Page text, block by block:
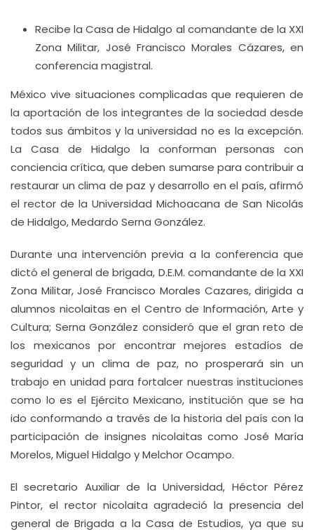
Recibe la Casa de Hidalgo al comandante de la XXI
Zona Militar, José Francisco Morales Cázares, en
conferencia magistral.
México vive situaciones complicadas que requieren de
la aportación de los integrantes de la sociedad desde
todos sus ámbitos y la universidad no es la excepción.
La Casa de Hidalgo la conforman personas con
conciencia crítica, que deben sumarse para contribuir a
restaurar un clima de paz y desarrollo en el país, afirmó
el rector de la Universidad Michoacana de San Nicolás
de Hidalgo, Medardo Serna González.
Durante una intervención previa a la conferencia que
dictó el general de brigada, D.E.M. comandante de la XXI
Zona Militar, José Francisco Morales Cazares, dirigida a
alumnos nicolaitas en el Centro de Información, Arte y
Cultura; Serna González consideró que el gran reto de
los mexicanos por encontrar mejores estadíos de
seguridad y un clima de paz, no prosperará sin un
trabajo en unidad para fortalcer nuestras instituciones
como lo es el Ejército Mexicano, institución que se ha
ido conformando a través de la historia del país con la
participación de insignes nicolaitas como José María
Morelos, Miguel Hidalgo y Melchor Ocampo.
El secretario Auxiliar de la Universidad, Héctor Pérez
Pintor, el rector nicolaita agradeció la presencia del
general de Brigada a la Casa de Estudios, ya que su